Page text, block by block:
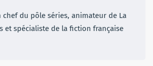
chef du pôle séries, animateur de La
et spécialiste de la fiction française